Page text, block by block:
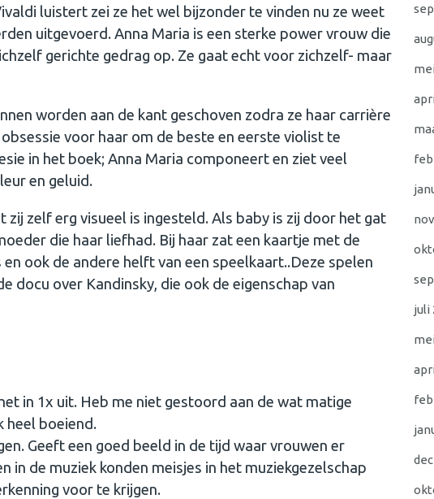
luistert zei ze het wel bijzonder te vinden nu ze weet
uitgevoerd. Anna Maria is een sterke power vrouw die
gerichte gedrag op. Ze gaat echt voor zichzelf- maar
worden aan de kant geschoven zodra ze haar carrière
voor haar om de beste en eerste violist te
in het boek; Anna Maria componeert en ziet veel
en geluid.
zelf erg visueel is ingesteld. Als baby is zij door het gat
die haar liefhad. Bij haar zat een kaartje met de
ook de andere helft van een speelkaart..Deze spelen
docu over Kandinsky, die ook de eigenschap van
in 1x uit. Heb me niet gestoord aan de wat matige
heel boeiend.
Geeft een goed beeld in de tijd waar vrouwen er
in de muziek konden meisjes in het muziekgezelschap
voor te krijgen.
juli